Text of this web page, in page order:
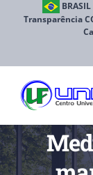
BRASIL
Transparência